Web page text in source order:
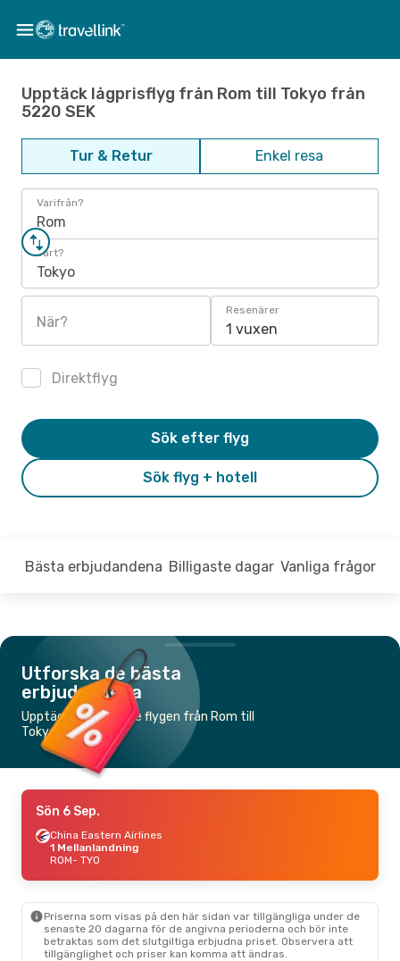
Upptäck lågprisflyg från Rom till Tokyo från
5220 SEK
Tur & Retur Enkel resa
Varifrån?
Rom
Vart?
Tokyo
När?
Resenärer
1 vuxen
Direktflyg
Sök flyg + hotell
Sök efter flyg
Bästa erbjudandena Billigaste dagar Vanliga frågor
Utforska de bästa
erbjudandena
Upptäck de billigaste flygen från Rom till
Tokyo
Sön 6 Sep.
China Eastern Airlines
1 Mellanlandning
ROM- TYO
Priserna som visas på den här sidan var tillgängliga under de
senaste 20 dagarna för de angivna perioderna och bör inte
betraktas som det slutgiltiga erbjudna priset. Observera att
tillgänglighet och priser kan komma att ändras.